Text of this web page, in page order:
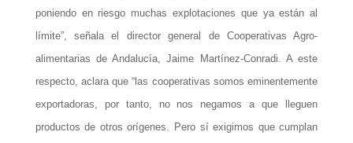
poniendo en riesgo muchas explotaciones que ya están al
límite”, señala el director general de Cooperativas Agro-
alimentarias de Andalucía, Jaime Martínez-Conradi. A este
respecto, aclara que “las cooperativas somos eminentemente
exportadoras, por tanto, no nos negamos a que lleguen
productos de otros orígenes. Pero sí exigimos que cumplan